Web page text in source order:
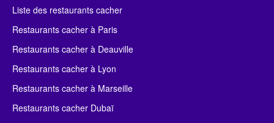
Liste des restaurants cacher
Restaurants cacher à Paris
Restaurants cacher à Deauville
Restaurants cacher à Lyon
Restaurants cacher à Marseille
Restaurants cacher Dubaï